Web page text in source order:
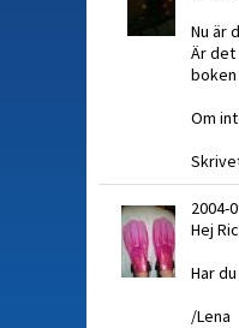
Nu är
Är det
boken
Om
2004-
Hej
Har
/Lena